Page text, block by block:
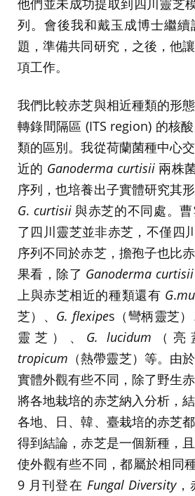
列。會後我和戴玉成博士繼
題，準備共同研究，之後，他
項工作。
我們比較赤芝與相近種類的形
轉錄間隔區 (ITS region) 的核
類的區別。我從荷蘭菌種中心
近的 Ganoderma curtisii 兩株
序列，也培養出子實體研究其
G. curtisii與赤芝的不同處。
了四川靈芝並非赤芝，不僅四
序列不同於赤芝，擔孢子也比
果看，除了 Ganoderma curtisii
上與赤芝相近的種類還有 G.
芝）、 G. flexipes（彎柄靈芝）
靈芝）、 G. lucidum （
tropicum （熱帶靈芝）等。由
實體外觀有些不同，除了野生
將各地栽培的赤芝納入分析，
各地、日、韓、臺栽培的赤芝
得到結論，赤芝是一個新種，
使外觀有些不同，都屬於相同
9 月刊登在 Fungal Diversity，